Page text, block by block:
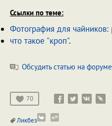
Ссылки по теме:
Фотография для
что такое "кроп".
Обсудить статью на форуме
70
Ликбез